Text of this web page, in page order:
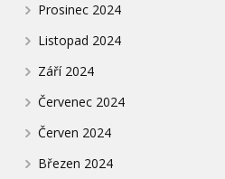
Prosinec 2024
Listopad 2024
Září 2024
Červenec 2024
Červen 2024
Březen 2024